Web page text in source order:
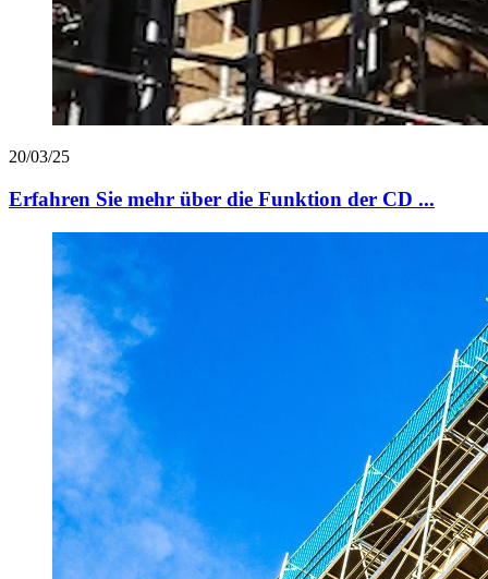
20/03/25
Erfahren Sie mehr über die Funktion der CD ...